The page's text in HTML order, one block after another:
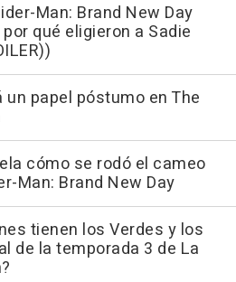
Man: Brand New Day
qué eligieron a Sadie
un papel póstumo en The
cómo se rodó el cameo
Man: Brand New Day
tienen los Verdes y los
de la temporada 3 de La